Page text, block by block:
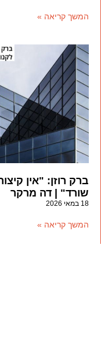
המשך קריאה »
ברק רוזן: "אין
שורד" | דה מרקר
18 במאי 2026
המשך קריאה »